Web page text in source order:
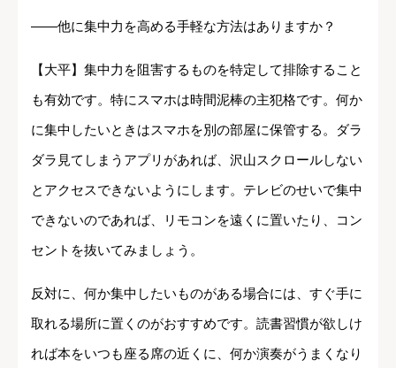
――他に集中力を高める手軽な方法はありますか？
【大平】集中力を阻害するものを特定して排除すること
も有効です。特にスマホは時間泥棒の主犯格です。何か
に集中したいときはスマホを別の部屋に保管する。ダラ
ダラ見てしまうアプリがあれば、沢山スクロールしない
とアクセスできないようにします。テレビのせいで集中
できないのであれば、リモコンを遠くに置いたり、コン
セントを抜いてみましょう。
反対に、何か集中したいものがある場合には、すぐ手に
取れる場所に置くのがおすすめです。読書習慣が欲しけ
れば本をいつも座る席の近くに、何か演奏がうまくなり